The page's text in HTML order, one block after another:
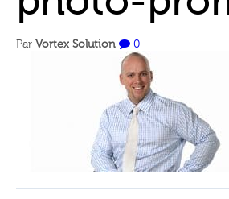
Par Vortex Solution 0